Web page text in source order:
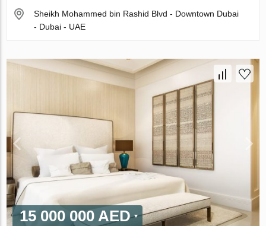
Sheikh Mohammed bin Rashid Blvd - Downtown Dubai
- Dubai - UAE
15 000 000 AED